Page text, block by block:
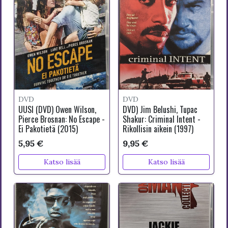
DVD
UUSI (DVD) Owen Wilson,
Pierce Brosnan: No Escape -
Ei Pakotietä (2015)
5,95 €
Katso lisää
DVD
DVD) Jim Belushi, Tupac
Shakur: Criminal Intent -
Rikollisin aikein (1997)
9,95 €
Katso lisää